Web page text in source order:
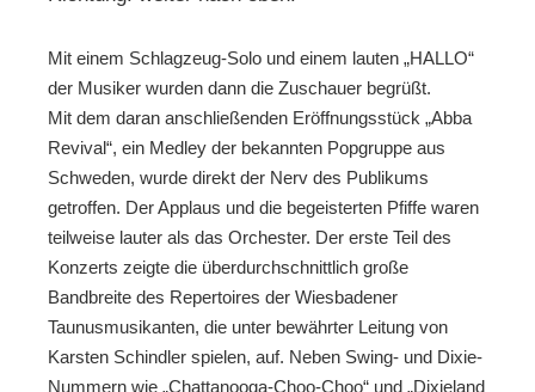
Mit einem Schlagzeug-Solo und einem lauten „HALLO“
der Musiker wurden dann die Zuschauer begrüßt.
Mit dem daran anschließenden Eröffnungsstück „Abba
Revival“, ein Medley der bekannten Popgruppe aus
Schweden, wurde direkt der Nerv des Publikums
getroffen. Der Applaus und die begeisterten Pfiffe waren
teilweise lauter als das Orchester. Der erste Teil des
Konzerts zeigte die überdurchschnittlich große
Bandbreite des Repertoires der Wiesbadener
Taunusmusikanten, die unter bewährter Leitung von
Karsten Schindler spielen, auf. Neben Swing- und Dixie-
Nummern wie „Chattanooga-Choo-Choo“ und „Dixieland